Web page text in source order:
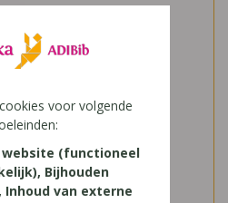
voor volgende
(functioneel
Bijhouden
van externe